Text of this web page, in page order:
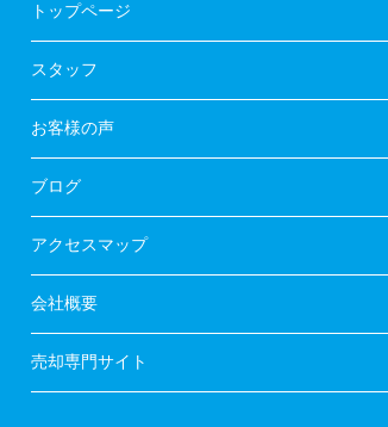
トップページ
スタッフ
お客様の声
ブログ
アクセスマップ
会社概要
売却専門サイト